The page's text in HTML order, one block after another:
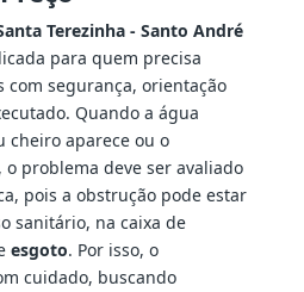
Terezinha - Santo André
para quem precisa
segurança, orientação
Quando a água
cheiro aparece ou o
problema deve ser avaliado
pois a obstrução pode estar
sanitário, na caixa de
esgoto. Por isso, o
cuidado, buscando